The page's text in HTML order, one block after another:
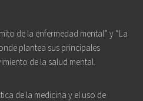
de la enfermedad mental” y “La
plantea sus principales
de la salud mental.
de la medicina y el uso de